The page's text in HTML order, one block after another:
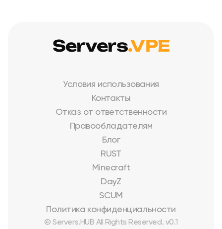
Условия использования
Контакты
Отказ от ответственности
Правообладателям
Блог
RUST
Minecraft
DayZ
SCUM
Политика конфиденциальности
© Servers.HUB All Rights Reserved. v0.1
Servers.VPE